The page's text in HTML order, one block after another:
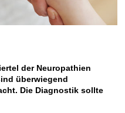
der Neuropathien
überwiegend
Die Diagnostik sollte